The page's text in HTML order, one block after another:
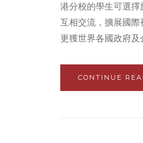
港分校的學生可選
互相交流，擴展國際
更獲世界各國政府及
CONTINUE